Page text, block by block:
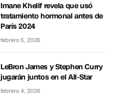
Imane Khelif revela que usó
tratamiento hormonal antes de
París 2024
febrero 5, 2026
LeBron James y Stephen Curry
jugarán juntos en el All-Star
febrero 4, 2026